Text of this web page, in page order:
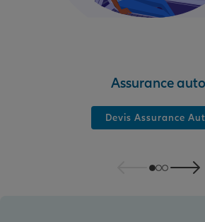
Assurance auto
Devis Assurance